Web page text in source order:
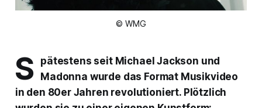
© WMG
S
pätestens seit Michael Jackson und
Madonna wurde das Format Musikvideo
in den 80er Jahren revolutioniert. Plötzlich